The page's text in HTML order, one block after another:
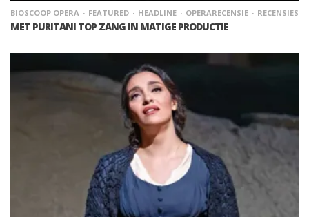
BIOSCOOP OPERA FEATURED HEADLINE OPERARECENSIE RECENSIES
MET PURITANI TOP ZANG IN MATIGE PRODUCTIE